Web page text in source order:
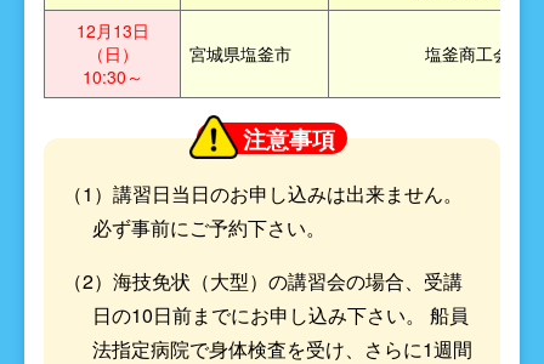
12月13日
（日）
10:30～
宮城県塩釜市 塩釜商工会議所
注意事項
（1）講習日当日のお申し込みは出来ません。
必ず事前にご予約下さい。
（2）海技免状（大型）の講習会の場合、受講
日の10日前までにお申し込み下さい。 船員
法指定病院で身体検査を受け、さらに1週間